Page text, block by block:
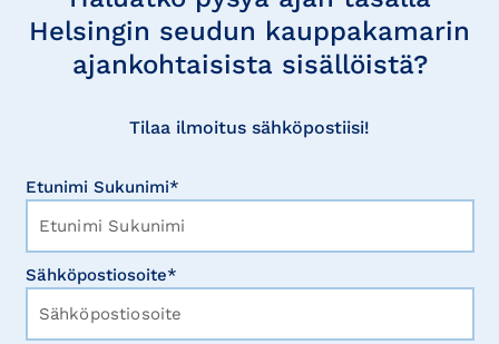
Helsingin seudun kauppakamarin
ajankohtaisista sisällöistä?
Tilaa ilmoitus sähköpostiisi!
Etunimi Sukunimi*
Sähköpostiosoite*